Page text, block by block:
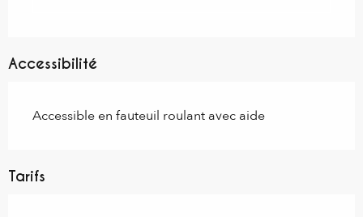
Accessibilité
Accessible en fauteuil roulant avec aide
Tarifs